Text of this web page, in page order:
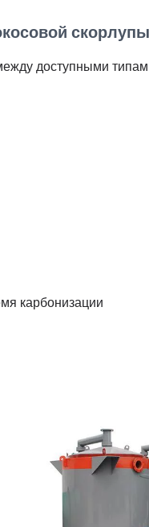
скорлупы
доступными
карбонизации